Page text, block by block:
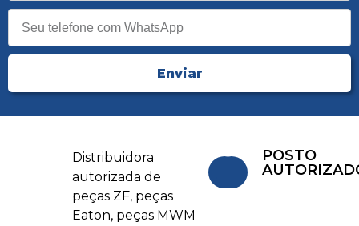
Enviar
Distribuidora
autorizada de
peças ZF, peças
Eaton, peças MWM
POSTO